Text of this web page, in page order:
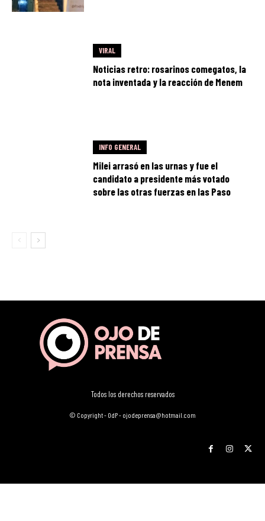
VIRAL
Noticias retro: rosarinos comegatos, la
nota inventada y la reacción de Menem
INFO GENERAL
Milei arrasó en las urnas y fue el
candidato a presidente más votado
sobre las otras fuerzas en las Paso
Todos los derechos reservados
© Copyright - OdP - ojodeprensa@hotmail.com